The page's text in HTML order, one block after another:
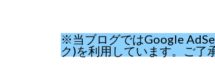
※当ブログではGoogle
ク)を利用しています。ご了